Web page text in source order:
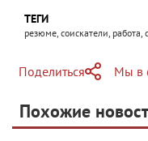
ТЕГИ
резюме, соискатели, работа,
Поделиться
Telegram
Мы в
Похожие